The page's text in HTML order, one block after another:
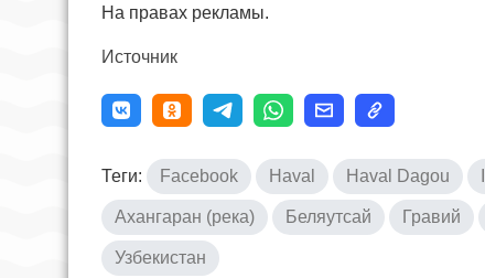
На правах рекламы.
Источник
Теги: Facebook Haval Haval Dagou
Ахангаран (река) Беляутсай Гравий
Узбекистан